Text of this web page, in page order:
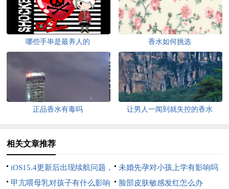
哪些手串是最养人的 香水如何挑选
正品香水有毒吗 让男人一闻到就失控的香水
相关文章推荐
iOS15.4更新后出现续航问题，
苹果回应
未婚先孕对小孩上学有影响吗
甲亢喂母乳对孩子有什么影响
脸部皮肤敏感发红怎么办